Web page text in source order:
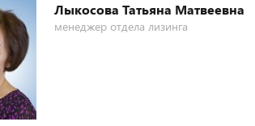
Лыкосова Татьяна Матвеевна
менеджер отдела лизинга